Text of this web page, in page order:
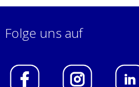
Folge uns auf